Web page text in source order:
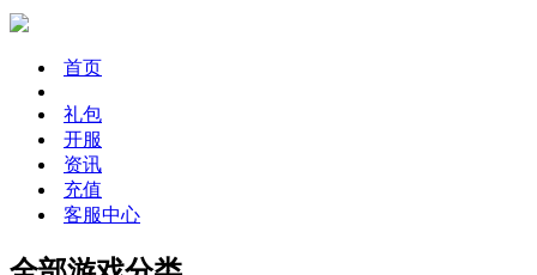
首页
礼包
开服
资讯
充值
客服中心